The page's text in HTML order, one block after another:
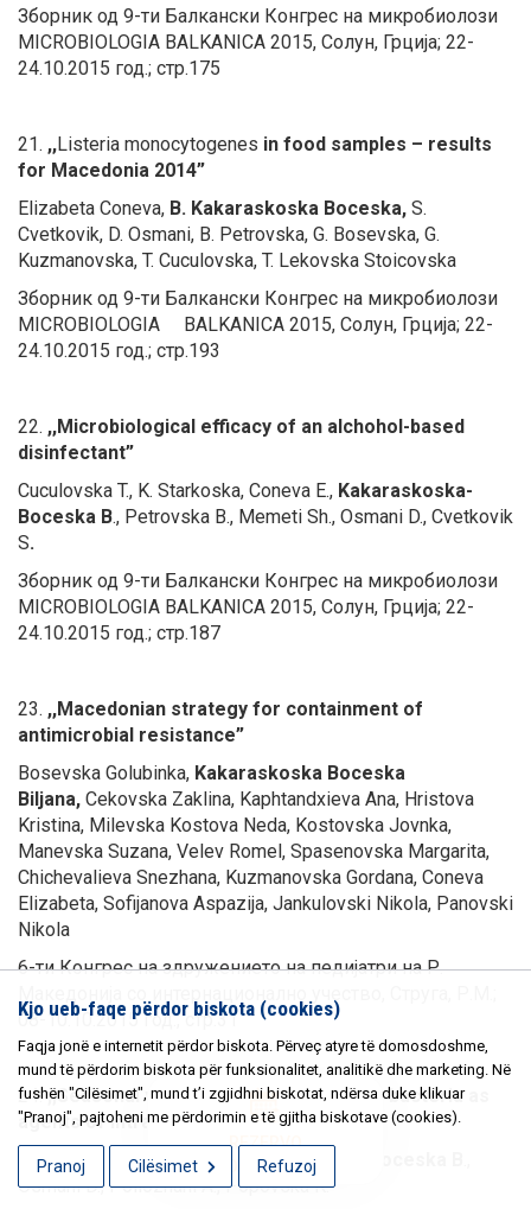
Зборник од 9-ти Балкански Конгрес на микробиолози
MICROBIOLOGIA BALKANICA 2015, Солун, Грција; 22-
24.10.2015 год.; стр.175
21. ,,Listeria monocytogenes in food samples – results
for Macedonia 2014”
Elizabeta Coneva, B. Kakaraskoska Boceska, S.
Cvetkovik, D. Osmani, B. Petrovska, G. Bosevska, G.
Kuzmanovska, T. Cuculovska, T. Lekovska Stoicovska
Зборник од 9-ти Балкански Конгрес на микробиолози
MICROBIOLOGIA BALKANICA 2015, Солун, Грција; 22-
24.10.2015 год.; стр.193
22. ,,Microbiological efficacy of an alchohol-based
disinfectant”
Cuculovska T., K. Starkoska, Coneva E., Kakaraskoska-
Boceska B., Petrovska B., Memeti Sh., Osmani D., Cvetkovik
S.
Зборник од 9-ти Балкански Конгрес на микробиолози
MICROBIOLOGIA BALKANICA 2015, Солун, Грција; 22-
24.10.2015 год.; стр.187
23. ,,Macedonian strategy for containment of
antimicrobial resistance”
Bosevska Golubinka, Kakaraskoska Boceska
Biljana, Cekovska Zaklina, Kaphtandxieva Ana, Hristova
Kristina, Milevska Kostova Neda, Kostovska Jovnka,
Manevska Suzana, Velev Romel, Spasenovska Margarita,
Chichevalieva Snezhana, Kuzmanovska Gordana, Coneva
Elizabeta, Sofijanova Aspazija, Jankulovski Nikola, Panovski
Nikola
6-ти Конгрес на здружението на педијатри на Р.
08-10.10.2015 год., стр.31
24.,,Seasonal variation in Gram-negative bacteria as
agents of intra-hospital infections ”
Petrovska B., Memeti Sh.,
Kakaraskoska-Boceska B
Osmani D., Pollozhani A., Popovska K.
REZERVO
KONTROLLIN
Kjo ueb-faqe përdor biskota (cookies)
Faqja jonë e internetit përdor biskota. Përveç atyre të domosdoshme,
mund të përdorim biskota për funksionalitet, analitikë dhe marketing. Në
fushën "Cilësimet", mund t’i zgjidhni biskotat, ndërsa duke klikuar
"Pranoj", pajtoheni me përdorimin e të gjitha biskotave (cookies).
Pranoj Cilësimet Refuzoj